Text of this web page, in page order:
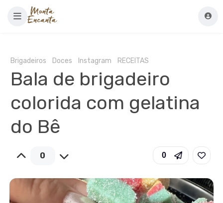
Brigadeiros Doces Instagram RECEITAS
Bala de brigadeiro
colorida com gelatina
do Bê
0 0